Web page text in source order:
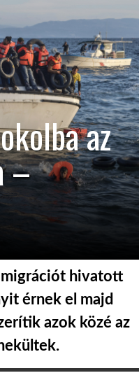
az
–
migrációt hivatott
érnek el majd
azok közé az